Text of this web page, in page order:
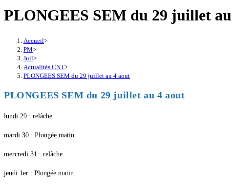
PLONGEES SEM du 29 juillet
Accueil>
PM>
Juil>
Actualités CNT>
PLONGEES SEM du 29 juillet au 4 aout
PLONGEES SEM du 29 juillet au 4 aout
lundi 29 : relâche
mardi 30 : Plongée matin
mercredi 31 : relâche
jeudi 1er : Plongée matin